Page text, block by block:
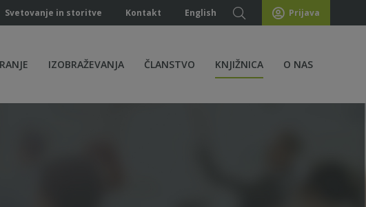
Svetovanje in storitve Kontakt English Prijava
IZOBRAŽEVANJA ČLANSTVO KNJIŽNICA O NAS